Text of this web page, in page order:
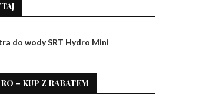
do wody SRT Hydro Mini
– KUP Z RABATEM